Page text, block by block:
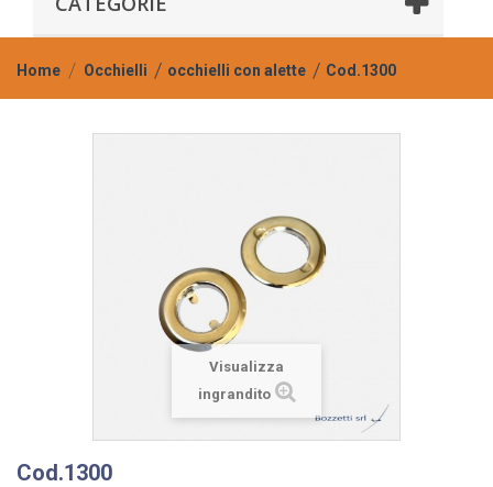
Home Occhielli occhielli con alette Cod.1300
Visualizza
ingrandito
Cod.1300